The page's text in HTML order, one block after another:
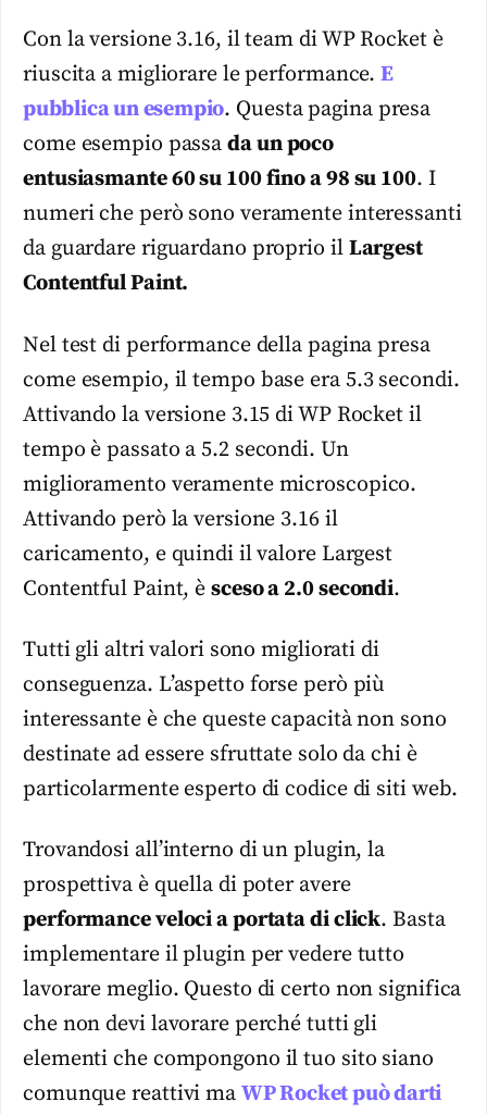
Con la versione 3.16, il team di WP Rocket è
riuscita a migliorare le performance.E
pubblica un esempio. Questa pagina presa
come esempio passada un poco
entusiasmante 60 su 100 fino a 98 su 100. I
numeri che però sono veramente interessanti
da guardare riguardano proprio il Largest
Contentful Paint.
Nel test di performance della pagina presa
come esempio, il tempo base era 5.3 secondi.
Attivando la versione 3.15 di WP Rocket il
tempo è passato a 5.2 secondi. Un
miglioramento veramente microscopico.
Attivando però la versione 3.16 il
caricamento, e quindi il valore Largest
Contentful Paint, è sceso a 2.0 secondi.
Tutti gli altri valori sono migliorati di
conseguenza. L’aspetto forse però più
interessante è che queste capacità non sono
destinate ad essere sfruttate solo da chi è
particolarmente esperto di codice di siti web.
Trovandosi all’interno di un plugin, la
prospettiva è quella di poter avere
performance veloci a portata di click. Basta
implementare il plugin per vedere tutto
lavorare meglio. Questo di certo non significa
che non devi lavorare perché tutti gli
elementi che compongono il tuo sito siano
comunque reattivi ma WP Rocket può darti